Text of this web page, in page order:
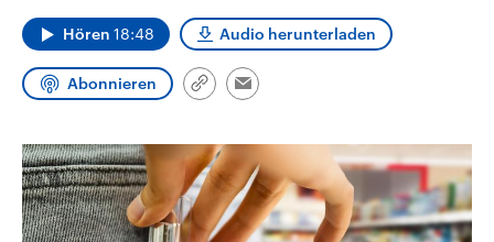
und Kandidaten der anstehenden
Wahl. Hören 18:48 Audio herunterladen
Abonnieren
Link
Email